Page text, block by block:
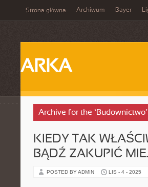
Strona główna Archiwum Bayer
ARKA
Archive for the
KIEDY TAK
BĄDŹ ZAKUPIĆ
POSTED BY ADMIN LIS - 4 - 2025